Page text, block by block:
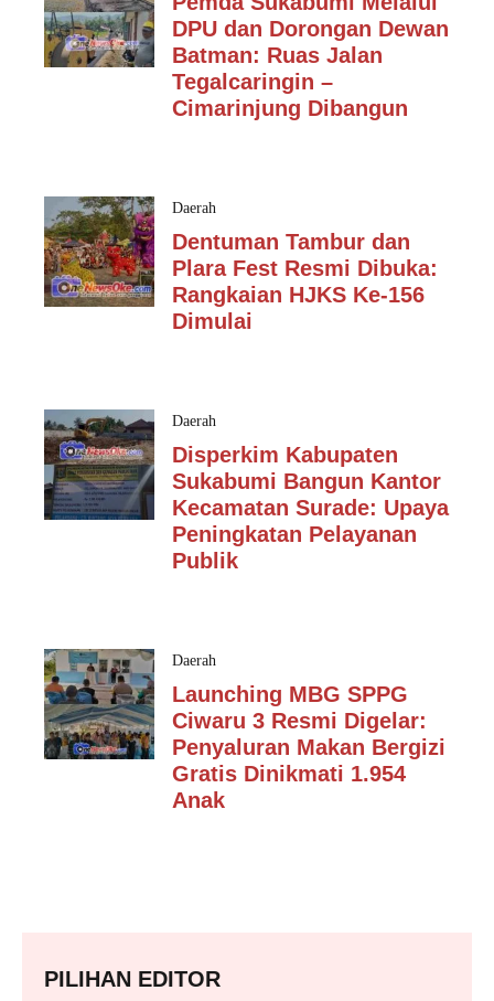
DPU dan Dorongan Dewan
Batman: Ruas Jalan
Tegalcaringin –
Cimarinjung Dibangun
Daerah
Dentuman Tambur dan
Plara Fest Resmi Dibuka:
Rangkaian HJKS Ke-156
Dimulai
Daerah
Disperkim Kabupaten
Sukabumi Bangun Kantor
Kecamatan Surade: Upaya
Peningkatan Pelayanan
Publik
Daerah
Launching MBG SPPG
Ciwaru 3 Resmi Digelar:
Penyaluran Makan Bergizi
Gratis Dinikmati 1.954
Anak
PILIHAN EDITOR